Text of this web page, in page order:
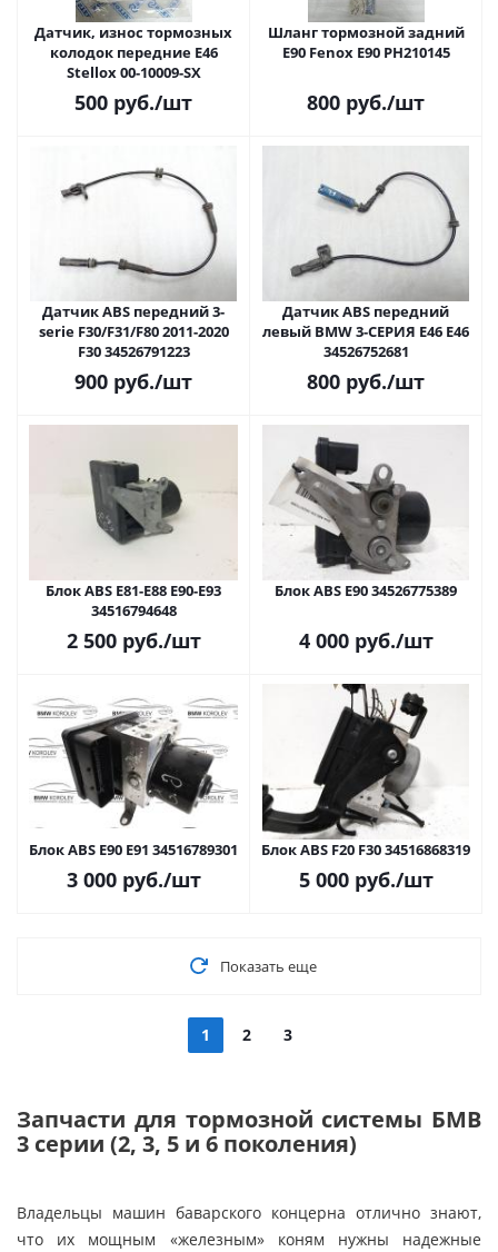
Датчик, износ тормозных
колодок передние E46
Stellox 00-10009-SX
500 руб./шт
Шланг тормозной задний
E90 Fenox E90 PH210145
800 руб./шт
Датчик ABS передний 3-
serie F30/F31/F80 2011-2020
F30 34526791223
900 руб./шт
Датчик ABS передний
левый BMW 3-СЕРИЯ E46 E46
34526752681
800 руб./шт
Блок ABS E81-E88 E90-E93
34516794648
2 500руб./шт
Блок ABS E90 34526775389
4 000руб./шт
Блок ABS E90 E91 34516789301
3 000руб./шт
Блок ABS F20 F30 34516868319
5 000руб./шт
Показать еще
1 2 3
Запчасти для тормозной системы БМВ
3 серии (2, 3, 5 и 6 поколения)
Владельцы машин баварского концерна отлично знают,
что их мощным «железным» коням нужны надежные